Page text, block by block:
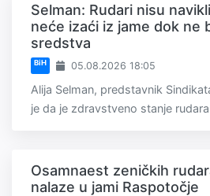
Selman: Rudari nisu
neće izaći iz jame dok ne
sredstva
BiH 05.08.2026 18:05
Alija Selman, predstavnik
je da je zdravstveno stanje
Osamnaest zeničkih
nalaze u jami Raspotočje